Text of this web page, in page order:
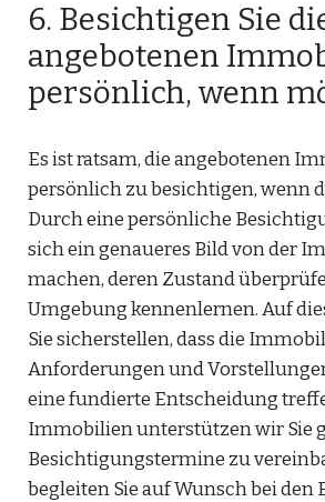
6. Besichtigen Sie
angebotenen
persönlich, wenn
Es ist ratsam, die angebotenen
persönlich zu besichtigen, wenn
Durch eine persönliche
sich ein genaueres Bild von der
machen, deren Zustand
Umgebung kennenlernen. Auf
Sie sicherstellen, dass die
Anforderungen und
eine fundierte Entscheidung
Immobilien unterstützen wir Sie
Besichtigungstermine zu
begleiten Sie auf Wunsch bei den